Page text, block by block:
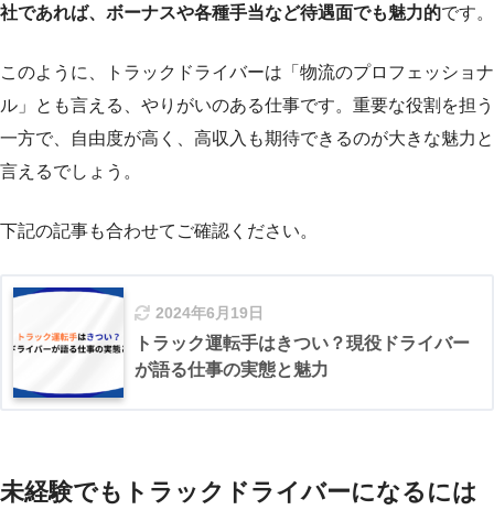
社であれば、ボーナスや各種手当など待遇面でも魅力的です。
このように、トラックドライバーは「物流のプロフェッショナ
ル」とも言える、やりがいのある仕事です。重要な役割を担う
一方で、自由度が高く、高収入も期待できるのが大きな魅力と
言えるでしょう。
下記の記事も合わせてご確認ください。
2024年6月19日
トラック運転手はきつい？現役ドライバー
が語る仕事の実態と魅力
未経験でもトラックドライバーになるには